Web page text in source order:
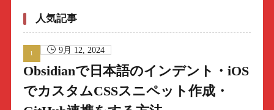
人気記事
9月 12, 2024
Obsidianで日本語のインデント・iOS
でカスタムCSSスニペット作成・